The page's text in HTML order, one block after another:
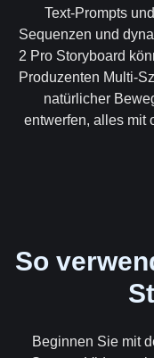
Text-Prompts
Sequenzen und
2 Pro Storyboard
Produzenten Multi-
natürlicher
entwerfen, alles mit
So
Beginnen Sie mit